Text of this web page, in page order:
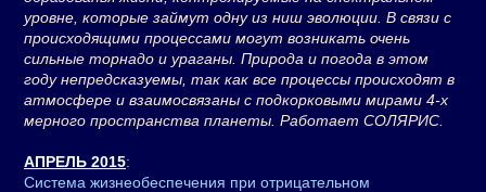
уровне, которые займут одну из ниш эволюции. В связи с
происходящими процессами могут возникать очень
сильные торнадо и ураганы. Природа и погода в этом
году непредсказуемы, так как все процессы происходят в
атмосфере и взаимосвязаны с подкорковыми мирами 4-х
мерного пространства планеты. Работает СОЛЯРИС.
АПРЕЛЬ 2015:
Система жизнеобеспечения при отрицательном